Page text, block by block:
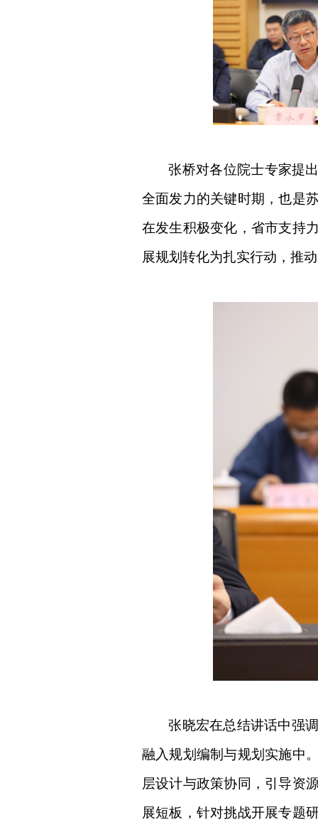
张桥对各位院士专家提
全面发力的关键时期，也是
在发生积极变化，省市支持
展规划转化为扎实行动，推
张晓宏在总结讲话中强
融入规划编制与规划实施中
层设计与政策协同，引导资
展短板，针对挑战开展专题